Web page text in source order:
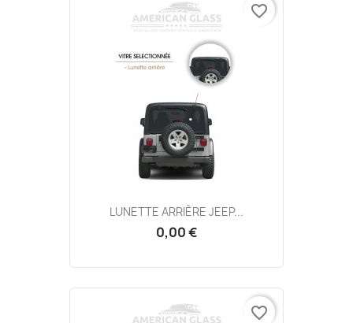
LUNETTE ARRIÈRE JEEP...
0,00 €
favorite_border
favorite_border